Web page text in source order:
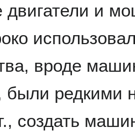
двигатели и
вроде
были редкими
создать